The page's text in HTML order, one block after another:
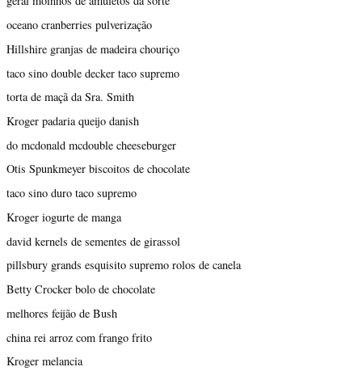
oceano cranberries pulverização
Hillshire granjas de madeira chouriço
taco sino double decker taco supremo
torta de maçã da Sra. Smith
Kroger padaria queijo danish
do mcdonald mcdouble cheeseburger
Otis Spunkmeyer biscoitos de chocolate
taco sino duro taco supremo
Kroger iogurte de manga
david kernels de sementes de girassol
pillsbury grands esquisito supremo rolos de canela
Betty Crocker bolo de chocolate
melhores feijão de Bush
china rei arroz com frango frito
Kroger melancia